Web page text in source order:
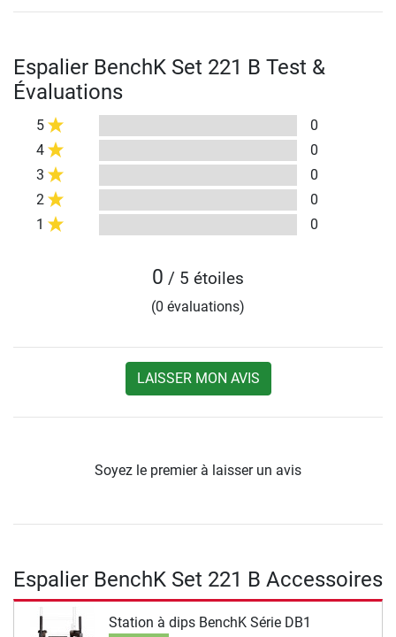
Espalier BenchK Set 221 B Test &
Évaluations
5
0
4
0
3
0
2
0
1
0
0 / 5 étoiles
(0 évaluations)
LAISSER MON AVIS
Soyez le premier à laisser un avis
Espalier BenchK Set 221 B Accessoires
Station à dips BenchK Série DB1